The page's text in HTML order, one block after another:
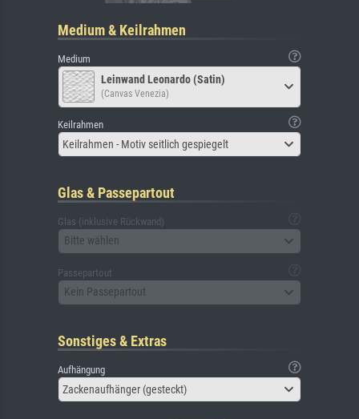
Medium & Keilrahmen
Medium
Leinwand Leonardo (Satin)
(Canvas Venezia)
Keilrahmen
Keilrahmen - Motiv seitlich gespiegelt
Glas & Passepartout
Glas (inklusive Rückwand)
Bitte wählen
Passepartout
Kein Passepartout
Sonstiges & Extras
Aufhängung
Zackenaufhänger (gesteckt)